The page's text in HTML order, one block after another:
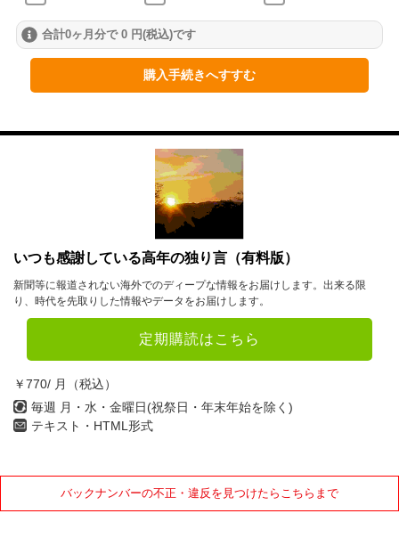
いつも感謝している高年の独り言（有料版）
新聞等に報道されない海外でのディープな情報をお届けします。出来る限
り、時代を先取りした情報やデータをお届けします。
定期購読はこちら
￥770/ 月（税込）
毎週 月・水・金曜日(祝祭日・年末年始を除く)
テキスト・HTML形式
バックナンバーの不正・違反を見つけたらこちらまで
2024年
2月
7月 8月 9月
11月
1月 2月 3月
4月 5月 6月
7月 8月 9月
11月
2022年
1月
7月 8月 9月
合計0ヶ月分で 0 円(税込)です
購入手続きへすすむ